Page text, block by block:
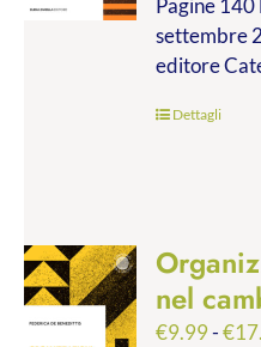
Pagine
settembre
editore
Dettagli
nel
€9.99-€